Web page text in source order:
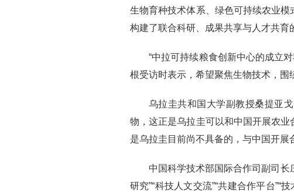
生物育种技术体系、绿色可持续农业
构建了联合科研、成果共享与人才共育
“中拉可持续粮食创新中心的成立
根受访时表示，希望聚焦生物技术，围
乌拉圭共和国大学副教授桑提亚
物，这正是乌拉圭可以和中国开展农
是乌拉圭目前尚不具备的，与中国开展
中国科学技术部国际合作司副司长
研究”“科技人文交流”“共建合作平台”“